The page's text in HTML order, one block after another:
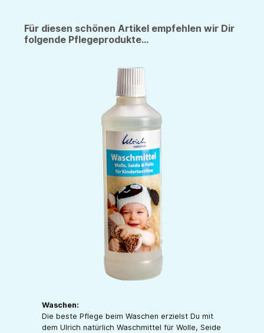
Für diesen schönen Artikel empfehlen wir Dir
folgende Pflegeprodukte...
Waschen:
Die beste Pflege beim Waschen erzielst Du mit
dem Ulrich natürlich Waschmittel für Wolle, Seide